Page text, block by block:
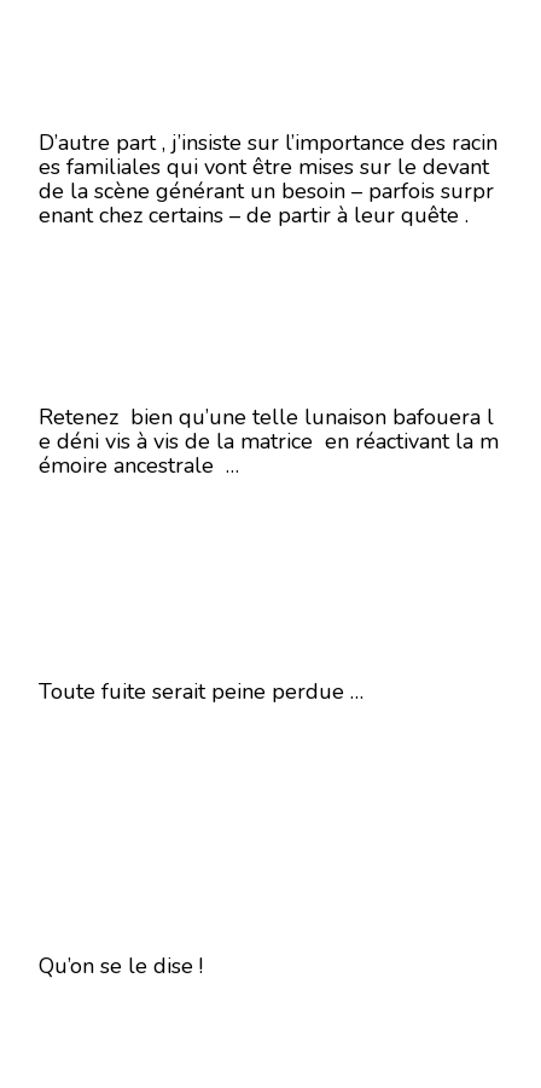
D’autre part , j’insiste sur l’importance des racin
es familiales qui vont être mises sur le devant
de la scène générant un besoin – parfois surpr
enant chez certains – de partir à leur quête .
Retenez bien qu’une telle lunaison bafouera l
e déni vis à vis de la matrice en réactivant la m
émoire ancestrale …
Toute fuite serait peine perdue …
Qu’on se le dise !